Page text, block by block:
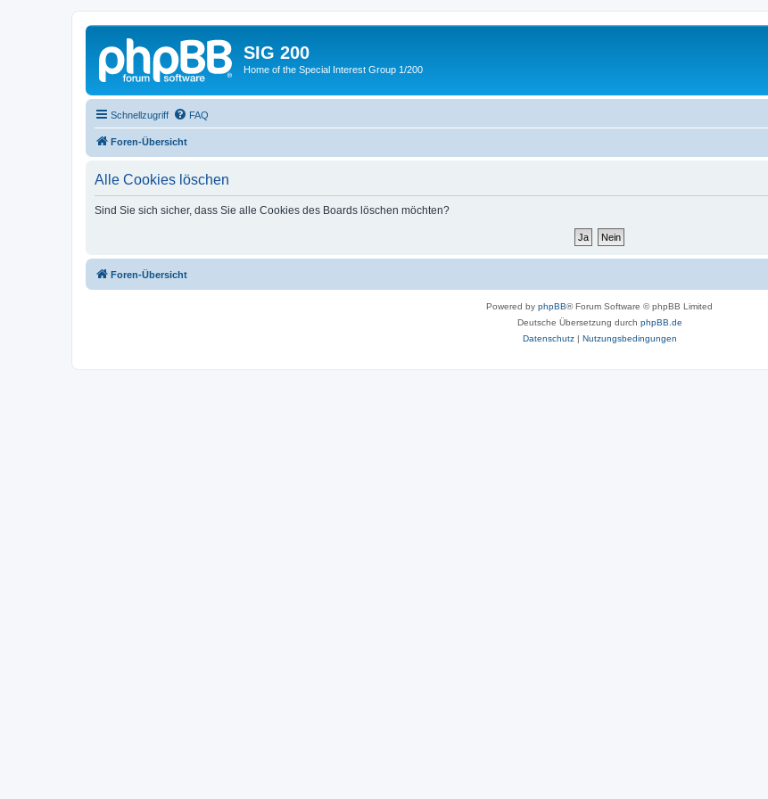
SIG 200
Home of the Special Interest Group 1/200
Schnellzugriff FAQ
Foren-Übersicht
Alle Cookies löschen
Sind Sie sich sicher, dass Sie alle Cookies des Boards löschen möchten?
Foren-Übersicht
Powered by phpBB® Forum Software © phpBB Limited
Deutsche Übersetzung durch phpBB.de
Datenschutz| Nutzungsbedingungen